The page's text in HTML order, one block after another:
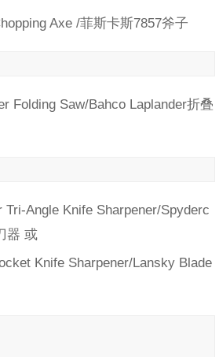
Axe /菲斯卡斯7857斧子
Folding Saw/Bahco Laplander折叠
Tri-Angle Knife Sharpener/Spyderc
器 或
Knife Sharpener/Lansky Blade